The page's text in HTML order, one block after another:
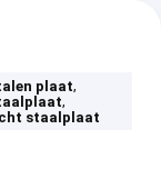
plaat,
,
staalplaat